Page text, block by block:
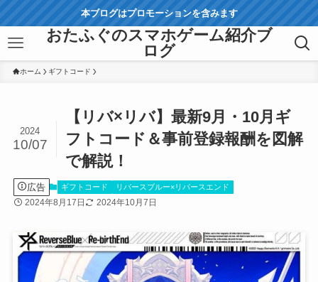
本ブログはプロモーションを含みます
おたふぐのスマホゲーム紹介ブ
ログ
ホーム ギフトコード
【リバ×リバ】最新9月・10月ギ
フトコード＆事前登録報酬を図解
で解説！
2024
10/07
広告 ギフトコード リバースブルー×リバースエンド
2024年8月17日 2024年10月7日